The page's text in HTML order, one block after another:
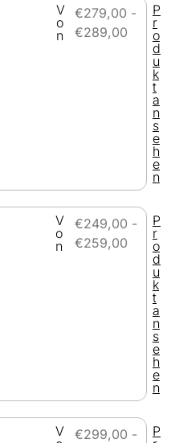
V
o
n
€279,00 -
€289,00
P
r
o
d
u
k
t
a
n
s
e
h
e
n
V
o
n
€249,00 -
€259,00
P
r
o
d
u
k
t
a
n
s
e
h
e
n
V
€299,00 -
P